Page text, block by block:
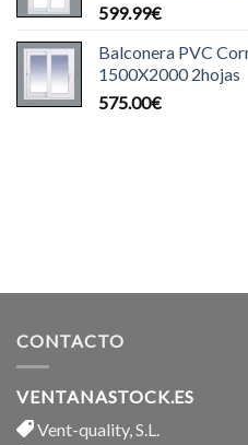
599.99€
Balconera PVC
1500X2000 2hojas
575.00€
CONTACTO
VENTANASTOCK.ES
Vent-quality, S.L.